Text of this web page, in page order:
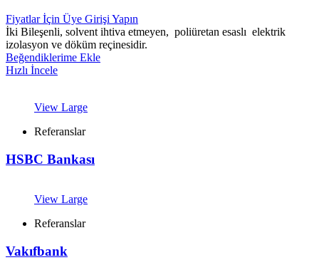
Fiyatlar İçin Üye Girişi Yapın
İki Bileşenli, solvent ihtiva etmeyen, poliüretan esaslı elektrik
izolasyon ve döküm reçinesidir.
Beğendiklerime Ekle
Hızlı İncele
View Large
Referanslar
HSBC Bankası
View Large
Referanslar
Vakıfbank